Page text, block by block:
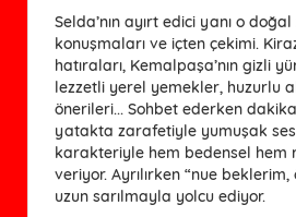
Selda’nın ayırt edici yanı o
konuşmaları ve içten çekimi.
hatıraları, Kemalpaşa’nın gizli
lezzetli yerel yemekler, huzurlu
önerileri... Sohbet ederken
yatakta zarafetiyle yumuşak
karakteriyle hem bedensel hem
veriyor. Ayrılırken “nue
uzun sarılmayla yolcu ediyor.